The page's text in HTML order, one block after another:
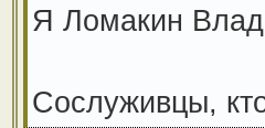
Я Ломакин
Сослуживцы,